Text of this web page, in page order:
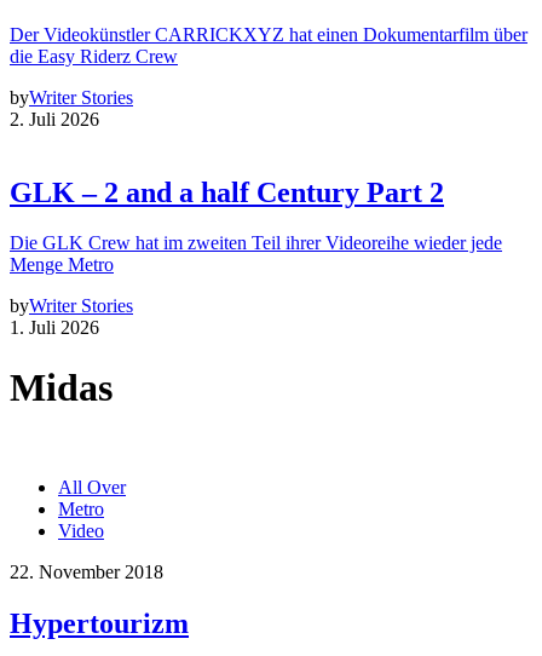
Der Videokünstler CARRICKXYZ hat einen Dokumentarfilm über
die Easy Riderz Crew
byWriter Stories
2. Juli 2026
GLK – 2 and a half Century Part 2
Die GLK Crew hat im zweiten Teil ihrer Videoreihe wieder jede
Menge Metro
byWriter Stories
1. Juli 2026
Midas
All Over
Metro
Video
22. November 2018
Hypertourizm